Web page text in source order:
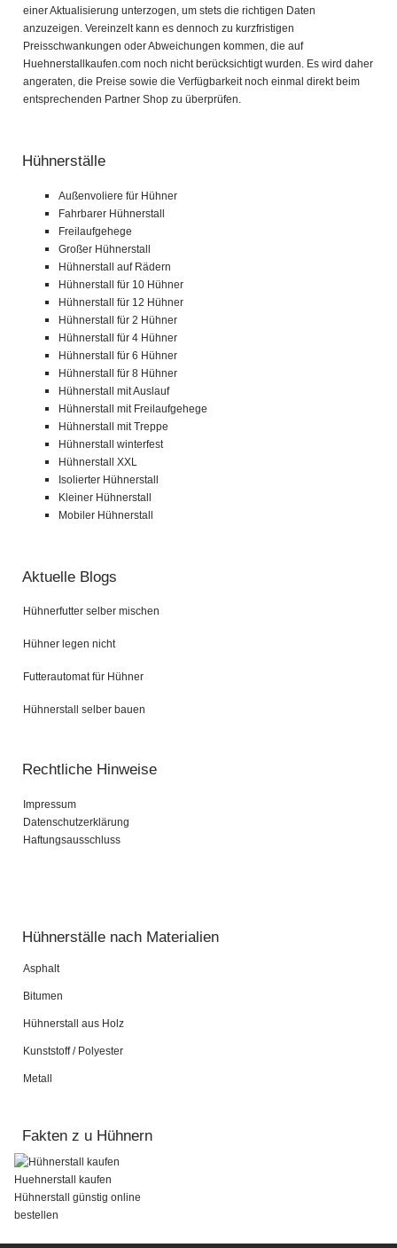
einer Aktualisierung unterzogen, um stets die richtigen Daten
anzuzeigen. Vereinzelt kann es dennoch zu kurzfristigen
Preisschwankungen oder Abweichungen kommen, die auf
Huehnerstallkaufen.com noch nicht berücksichtigt wurden. Es wird daher
angeraten, die Preise sowie die Verfügbarkeit noch einmal direkt beim
entsprechenden Partner Shop zu überprüfen.
Hühnerställe
Außenvoliere für Hühner
Fahrbarer Hühnerstall
Freilaufgehege
Großer Hühnerstall
Hühnerstall auf Rädern
Hühnerstall für 10 Hühner
Hühnerstall für 12 Hühner
Hühnerstall für 2 Hühner
Hühnerstall für 4 Hühner
Hühnerstall für 6 Hühner
Hühnerstall für 8 Hühner
Hühnerstall mit Auslauf
Hühnerstall mit Freilaufgehege
Hühnerstall mit Treppe
Hühnerstall winterfest
Hühnerstall XXL
Isolierter Hühnerstall
Kleiner Hühnerstall
Mobiler Hühnerstall
Aktuelle Blogs
Hühnerfutter selber mischen
Hühner legen nicht
Futterautomat für Hühner
Hühnerstall selber bauen
Rechtliche Hinweise
Impressum
Datenschutzerklärung
Haftungsausschluss
Hühnerställe nach Materialien
Asphalt
Bitumen
Hühnerstall aus Holz
Kunststoff / Polyester
Metall
Fakten z u Hühnern